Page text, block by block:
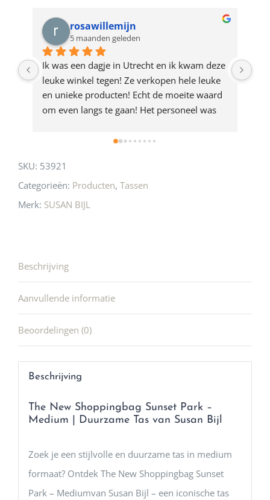
product
rosawillemijn
5 maanden geleden
Ik was een dagje in Utrecht en ik kwam deze
leuke winkel tegen! Ze verkopen hele leuke
en unieke producten! Echt de moeite waard
om even langs te gaan! Het personeel was
SKU: 53921
Categorieën: Producten, Tassen
Merk: SUSAN BIJL
Beschrijving
Aanvullende informatie
Beoordelingen (0)
Beschrijving
The New Shoppingbag Sunset Park –
Medium | Duurzame Tas van Susan Bijl
Zoek je een stijlvolle en duurzame tas in medium
formaat? Ontdek The New Shoppingbag Sunset
Park – Mediumvan Susan Bijl – een iconische tas